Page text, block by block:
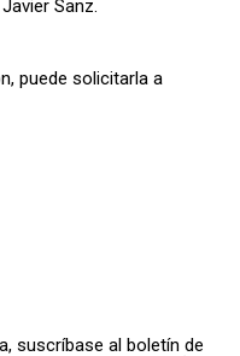
Sanz.
puede solicitarla a
suscríbase al boletín de